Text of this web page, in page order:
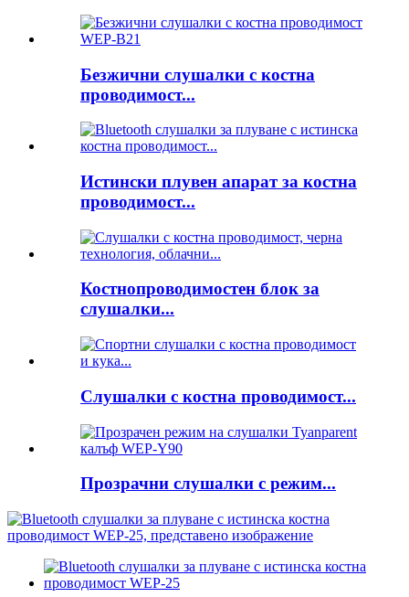
Безжични слушалки с костна
проводимост...
Истински плувен апарат за костна
проводимост...
Костнопроводимостен блок за
слушалки...
Слушалки с костна проводимост...
Прозрачни слушалки с режим...